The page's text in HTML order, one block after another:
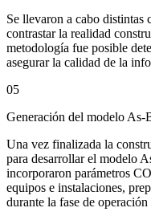
Se llevaron a cabo distintas
contrastar la realidad
metodología fue posible
asegurar la calidad de la
05
Generación del modelo As-
Una vez finalizada la
para desarrollar el modelo
incorporaron parámetros
equipos e instalaciones,
durante la fase de